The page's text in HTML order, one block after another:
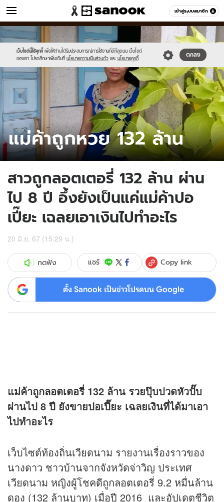
เข้าสู่ระบบสมาชิก
ข่าว หมวดอื่นๆ
เว็บไซต์นี้ใช้คุกกี้ เพื่อให้ท่านได้รับประสบการณ์การใช้งานที่ดีที่สุดบน เว็บไซต์
ของเรา โปรดศึกษาเพิ่มเติมที่ นโยบายความเป็นส่วนตัว และ นโยบายคุกกี้
ตกลง
Sanook
//s.isanook.com/sr/0/images/logo-
new-
sanook.png
600
60
//s.isanook.com/ns/0/ud/1890/9451594/tagline-
template-
update-
april.jpg
สาวถูกลอตเตอรี่ 132 ล้าน ผ่าน
ไป 8 ปี อึ้งยังเป็นแค่แม่ค้าปอ
เปี๊ยะ เฉลยเอาเงินไปทำอะไร
20 มิ.ย. 67 (15:29 น.)
กดฟัง แชร์ Copy link
ตั้ง Sanook เป็นข่าวโปรดบน Google
แม่ค้าถูกลอตเตอรี่ 132 ล้าน รวยปุ๊บปวดหัวปั๊บ
ผ่านไป 8 ปี ยังขายปอเปี๊ยะ เฉลยเงินที่ได้มาเอา
ไปทำอะไร
เว็บไซต์ท้องถิ่นเวียดนาม รายงานเรื่องราวของ
นางดาว ชาวบ้านจากจังหวัดจ่าวิญ ประเทศ
เวียดนาม หญิงผู้โชคดีถูกลอตเตอรี่ 9.2 หมื่นล้าน
ดอง (132 ล้านบาท) เมื่อปี 2016 และอัปเดตชีวิต